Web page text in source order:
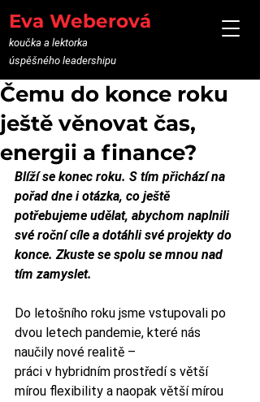
Eva Weberová
koučka a lektorka
úspěšného leadershipu
Čemu do konce roku
ještě věnovat čas,
energii a finance?
Blíží se konec roku. S tím přichází na
pořad dne i otázka, co ještě
potřebujeme udělat, abychom naplnili
své roční cíle a dotáhli své projekty do
konce. Zkuste se spolu se mnou nad
tím zamyslet.
Do letošního roku jsme vstupovali po
dvou letech pandemie, které nás
naučily nové realitě –
práci v hybridním prostředí s větší
mírou flexibility a naopak větší mírou